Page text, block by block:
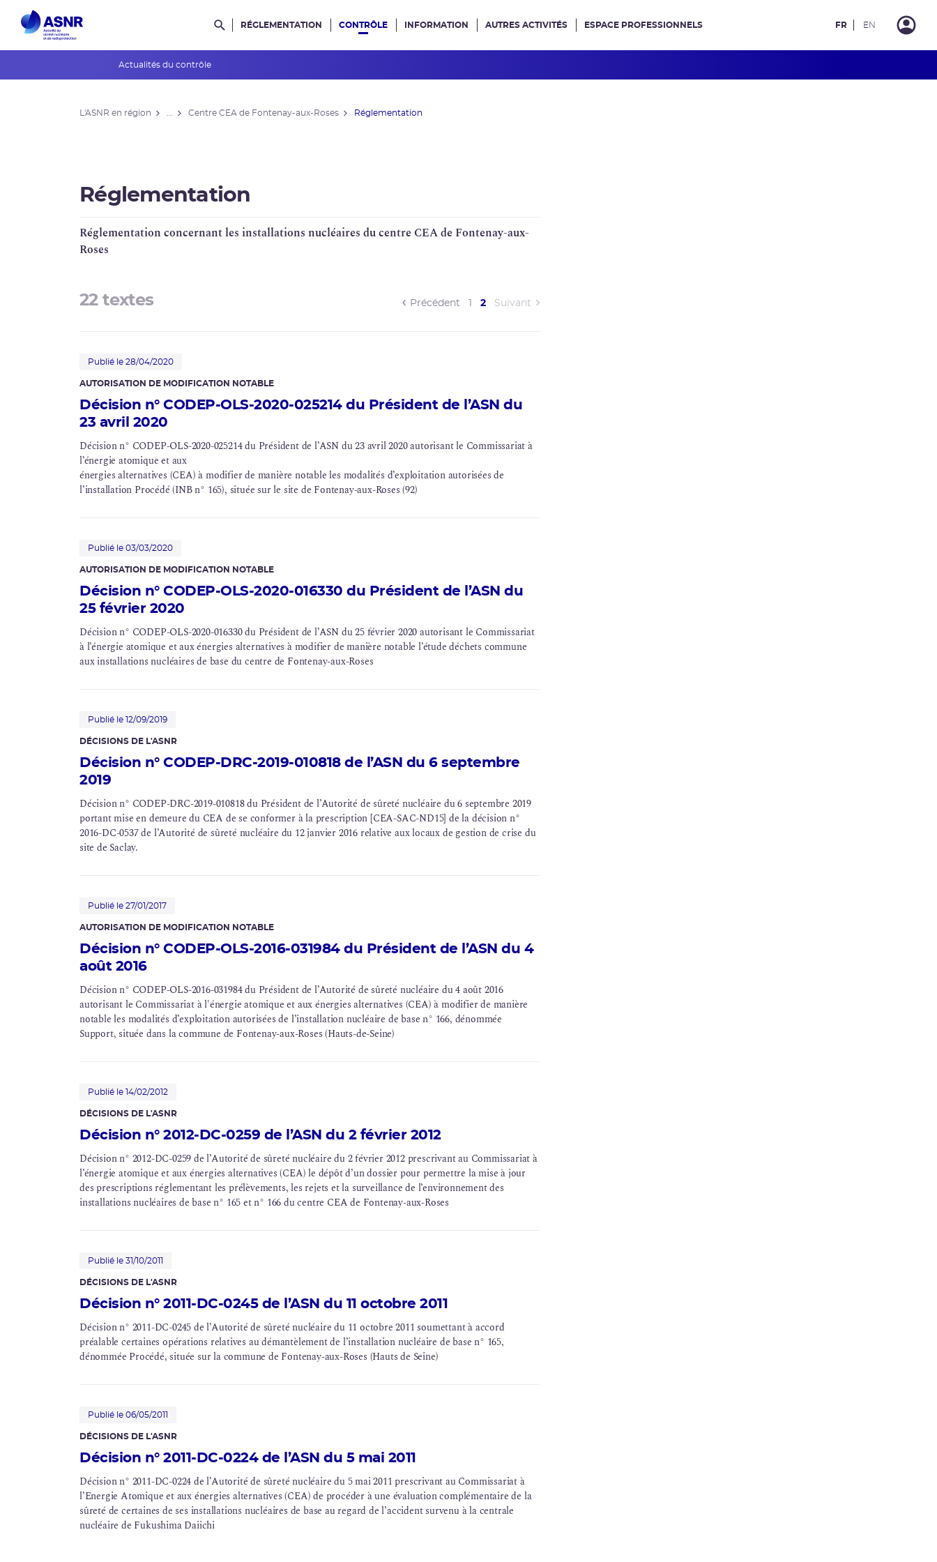
Rechercher dans le site
RÉGLEMENTATION CONTRÔLE
Actualités du contrôle
Réacteur EPR de Flamanville
Usine Creusot Forge
Évaluations complémentaires de sûreté
INFORMATION AUTRES ACTIVITÉS ESPACE PROFESSIONNELS FR EN
L'ASNR en région Centre CEA de Fontenay-aux-Roses Réglementation
Réglementation
Réglementation concernant les installations nucléaires du centre CEAde Fontenay-aux-
Roses
22 textes Précédent 2(current)
Suivant
Publié le 28/04/2020
AUTORISATION DE MODIFICATION NOTABLE
Décision n° CODEP-OLS-2020-025214 du Président de l’ASN du
23 avril 2020
Décision n° CODEP-OLS-2020-025214 du Président de l’ASN du 23 avril 2020 autorisant le Commissariat à
l’énergie atomique et aux
énergies alternatives (CEA) à modifier de manière notable les modalités d’exploitation autorisées de
l’installation Procédé (INBn° 165), située sur le site de Fontenay-aux-Roses (92)
Publié le 03/03/2020
AUTORISATION DE MODIFICATION NOTABLE
Décision n° CODEP-OLS-2020-016330 du Président de l’ASN du
25 février 2020
Décision n° CODEP-OLS-2020-016330 du Président de l’ASN du 25 février 2020 autorisant le Commissariat
à l’énergie atomique et aux énergies alternatives à modifier de manière notable l’étude déchets commune
aux installations nucléaires de base du centre de Fontenay-aux-Roses
Publié le 12/09/2019
DÉCISIONS DE L'ASNR
Décision n° CODEP-DRC-2019-010818 de l’ASN du 6 septembre
2019
Décision n° CODEP-DRC-2019-010818 du Président de l’Autorité desûreté nucléaire du 6 septembre 2019
portant mise en demeure du CEA de se conformer à la prescription [CEA-SAC-ND15] de la décision n°
2016-DC-0537 de l’Autorité de sûreté nucléaire du 12 janvier 2016 relative aux locaux de gestion de crise du
site de Saclay.
Publié le 27/01/2017
AUTORISATION DE MODIFICATION NOTABLE
Décision n° CODEP-OLS-2016-031984 du Président de l’ASN du 4
août 2016
Décision n° CODEP-OLS-2016-031984 du Président de l’Autorité de sûreté nucléaire du 4 août 2016
autorisant le Commissariat à l'énergie atomique et aux énergies alternatives (CEA) à modifier de manière
notable les modalités d’exploitation autorisées de l’installation nucléaire de basen° 166, dénommée
Support, située dans la commune de Fontenay-aux-Roses (Hauts-de-Seine)
Publié le 14/02/2012
DÉCISIONS DE L'ASNR
Décision n° 2012-DC-0259 de l’ASN du 2 février 2012
Décision n° 2012-DC-0259 de l’Autorité de sûreté nucléaire du 2 février 2012 prescrivant au Commissariat à
l’énergie atomique et aux énergies alternatives (CEA) le dépôt d’un dossier pour permettre la mise à jour
des prescriptions réglementant les prélèvements, les rejets et la surveillance de l’environnement des
installations nucléaires de base n° 165 et n° 166 du centre CEA de Fontenay-aux-Roses
Publié le 31/10/2011
DÉCISIONS DE L'ASNR
Décision n° 2011-DC-0245 de l’ASN du 11 octobre 2011
Décision n° 2011-DC-0245 de l’Autorité de sûreté nucléaire du 11 octobre 2011 soumettant à accord
préalable certaines opérations relatives audémantèlementde l’installation nucléaire de base n° 165,
dénommée Procédé, située sur la commune de Fontenay-aux-Roses (Hauts de Seine)
Publié le 06/05/2011
DÉCISIONS DE L'ASNR
Décision n° 2011-DC-0224 de l’ASN du 5 mai 2011
Décision n° 2011-DC-0224 de l’Autorité de sûreté nucléaire du 5 mai 2011 prescrivant au Commissariat à
l’Energie Atomique et aux énergies alternatives (CEA) de procéder à une évaluation complémentaire de la
sûreté de certaines de ses installations nucléaires de base au regard de l’accident survenu à lacentrale
nucléaire de Fukushima Daiichi